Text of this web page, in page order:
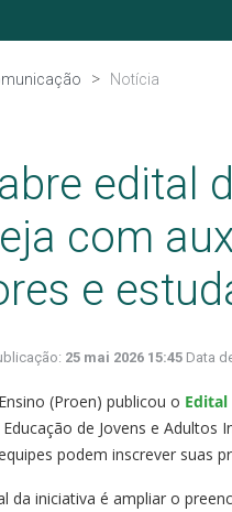
Notícia
edital
com
e
25 mai 2026 15:45 Data
(Proen) publicou o Edital
de Jovens e Adultos
podem inscrever suas
da iniciativa é ampliar o